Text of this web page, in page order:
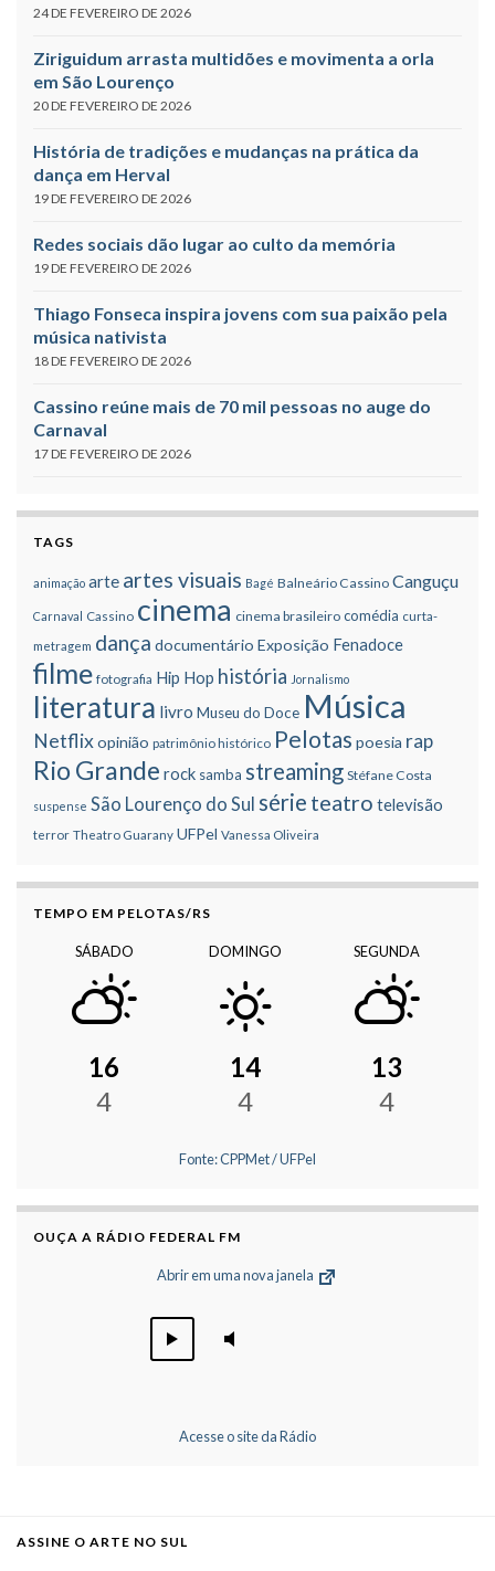
24 DE FEVEREIRO DE 2026
Ziriguidum arrasta multidões e movimenta a orla
em São Lourenço
20 DE FEVEREIRO DE 2026
História de tradições e mudanças na prática da
dança em Herval
19 DE FEVEREIRO DE 2026
Redes sociais dão lugar ao culto da memória
19 DE FEVEREIRO DE 2026
Thiago Fonseca inspira jovens com sua paixão pela
música nativista
18 DE FEVEREIRO DE 2026
Cassino reúne mais de 70 mil pessoas no auge do
Carnaval
17 DE FEVEREIRO DE 2026
TAGS
animação arte artes visuais Bagé Balneário Cassino Canguçu
Carnaval Cassino cinema cinema brasileiro comédia curta-
metragem dança documentário Exposição Fenadoce
filme fotografia Hip Hop história Jornalismo
literatura livro Museu do Doce Música
Netflixopinião patrimônio histórico Pelotas poesia rap
Rio Grande rock samba streaming Stéfane Costa
suspense São Lourenço do Sul série teatro televisão
terror Theatro Guarany UFPel Vanessa Oliveira
TEMPO EM PELOTAS/RS
SÁBADO
16
4
DOMINGO
14
4
SEGUNDA
13
4
Fonte: CPPMet / UFPel
OUÇA A RÁDIO FEDERAL FM
Abrir em uma nova janela
Acesse o site da Rádio
ASSINE O ARTE NO SUL